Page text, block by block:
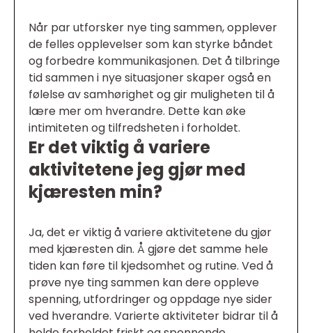
Når par utforsker nye ting sammen, opplever
de felles opplevelser som kan styrke båndet
og forbedre kommunikasjonen. Det å tilbringe
tid sammen i nye situasjoner skaper også en
følelse av samhørighet og gir muligheten til å
lære mer om hverandre. Dette kan øke
intimiteten og tilfredsheten i forholdet.
Er det viktig å variere
aktivitetene jeg gjør med
kjæresten min?
Ja, det er viktig å variere aktivitetene du gjør
med kjæresten din. Å gjøre det samme hele
tiden kan føre til kjedsomhet og rutine. Ved å
prøve nye ting sammen kan dere oppleve
spenning, utfordringer og oppdage nye sider
ved hverandre. Varierte aktiviteter bidrar til å